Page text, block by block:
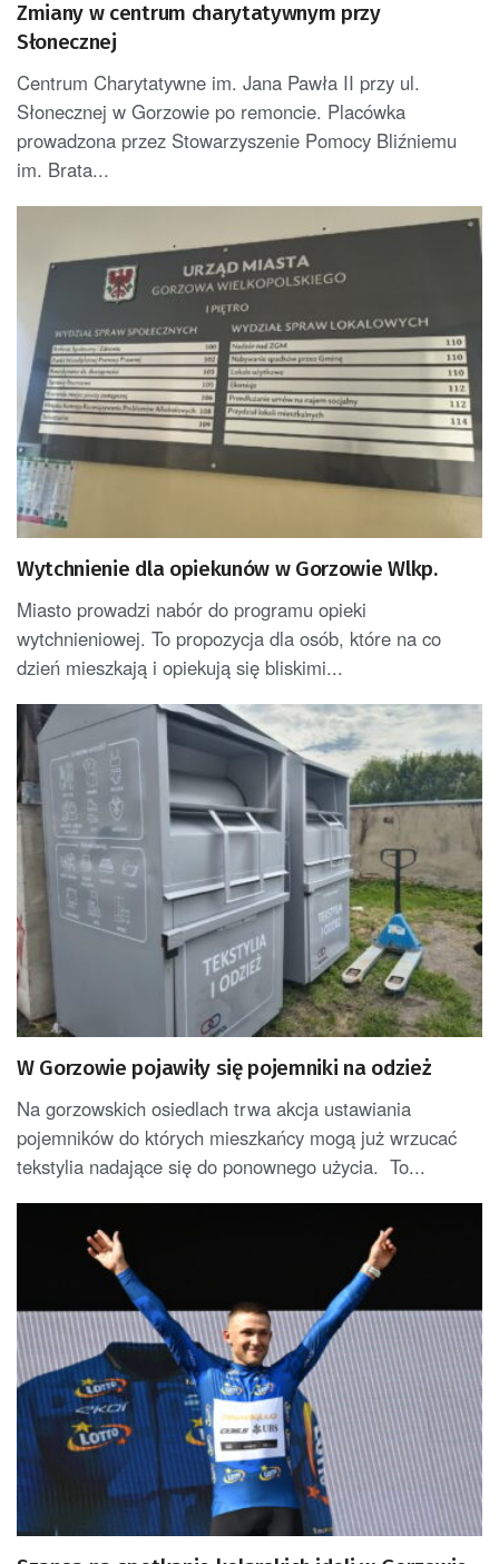
Zmiany w centrum charytatywnym przy
Słonecznej
Centrum Charytatywne im. Jana Pawła II przy ul.
Słonecznej w Gorzowie po remoncie. Placówka
prowadzona przez Stowarzyszenie Pomocy Bliźniemu
im. Brata...
Wytchnienie dla opiekunów w Gorzowie Wlkp.
Miasto prowadzi nabór do programu opieki
wytchnieniowej. To propozycja dla osób, które na co
dzień mieszkają i opiekują się bliskimi...
W Gorzowie pojawiły się pojemniki na odzież
Na gorzowskich osiedlach trwa akcja ustawiania
pojemników do których mieszkańcy mogą już wrzucać
tekstylia nadające się do ponownego użycia. To...